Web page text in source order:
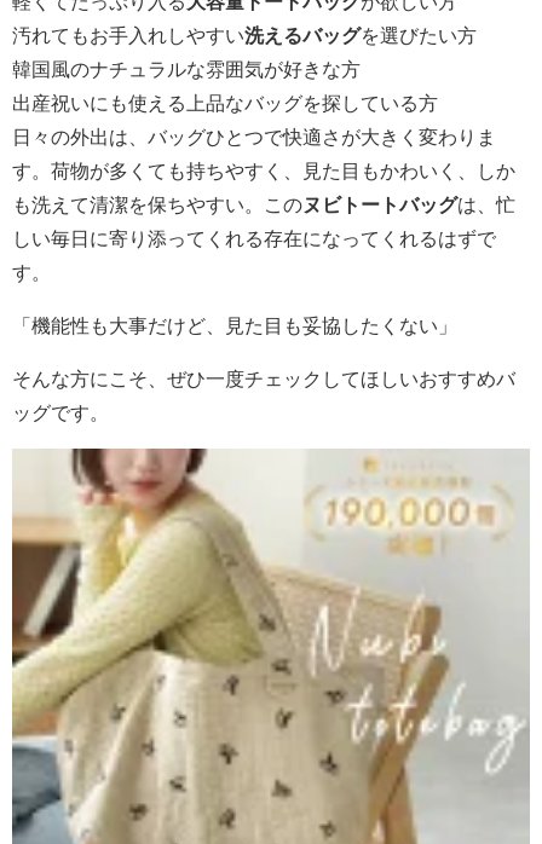
汚れてもお手入れしやすい洗えるバッグを選びたい方
韓国風のナチュラルな雰囲気が好きな方
出産祝いにも使える上品なバッグを探している方
日々の外出は、バッグひとつで快適さが大きく変わりま
す。荷物が多くても持ちやすく、見た目もかわいく、しか
も洗えて清潔を保ちやすい。このヌビトートバッグは、忙
しい毎日に寄り添ってくれる存在になってくれるはずで
す。
「機能性も大事だけど、見た目も妥協したくない」
そんな方にこそ、ぜひ一度チェックしてほしいおすすめバ
ッグです。